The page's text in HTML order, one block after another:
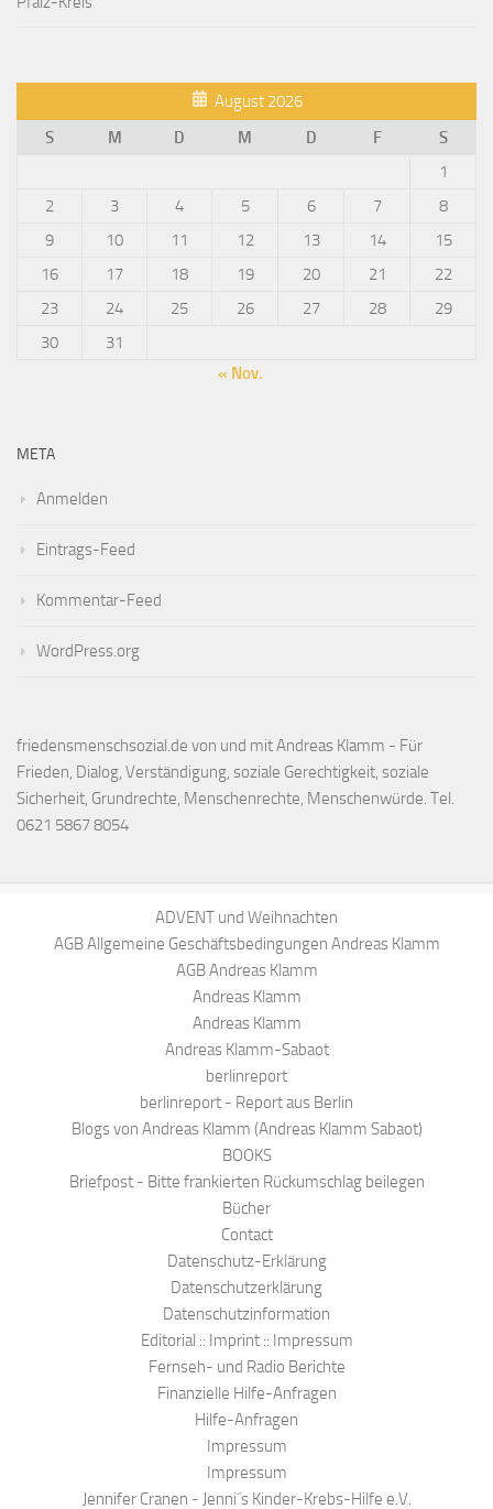
August 2026
S
M D M D F
S
1
2
3 4 5 6 7
8
9
10 11 12 13 14
15
16
17 18 19 20 21
22
23
24 25 26 27 28
29
30
31
« Nov.
META
Anmelden
Eintrags-Feed
Kommentar-Feed
WordPress.org
friedensmenschsozial.de von und mit Andreas Klamm - Für
Frieden, Dialog, Verständigung, soziale Gerechtigkeit, soziale
Sicherheit, Grundrechte, Menschenrechte, Menschenwürde. Tel.
0621 5867 8054
ADVENT und Weihnachten
AGB Allgemeine Geschäftsbedingungen Andreas Klamm
AGB Andreas Klamm
Andreas Klamm
Andreas Klamm
Andreas Klamm-Sabaot
berlinreport
berlinreport - Report aus Berlin
Blogs von Andreas Klamm (Andreas Klamm Sabaot)
BOOKS
Briefpost - Bitte frankierten Rückumschlag beilegen
Bücher
Contact
Datenschutz-Erklärung
Datenschutzerklärung
Datenschutzinformation
Editorial :: Imprint :: Impressum
Fernseh- und Radio Berichte
Finanzielle Hilfe-Anfragen
Hilfe-Anfragen
Impressum
Impressum
Jennifer Cranen - Jenni´s Kinder-Krebs-Hilfe e.V.